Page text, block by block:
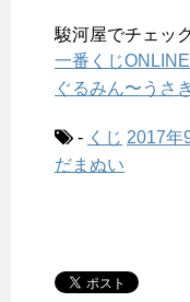
駿河屋でチェッ
一番くじ
ぐるみん〜うさ
- くじ 2017年
だまぬい